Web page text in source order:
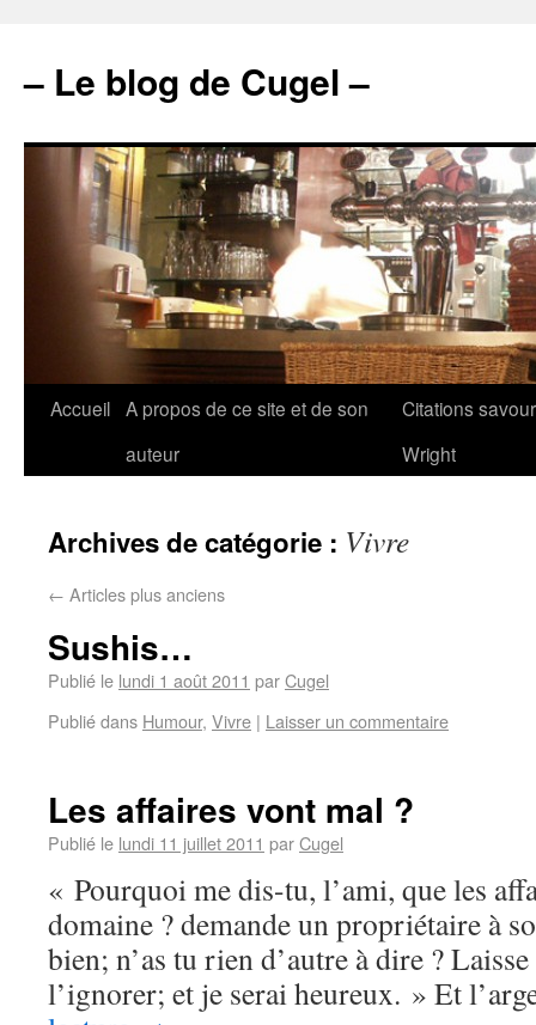
– Le blog de Cugel –
Accueil A propos de ce site et de son
auteur
Citations
Wright
Archives de catégorie : Vivre
← Articles plus anciens
Sushis…
Publié le lundi 1 août 2011 parCugel
Publié dans Humour, Vivre | Laisser un commentaire
Les affaires vont mal ?
Publié le lundi 11 juillet 2011 parCugel
« Pourquoi me dis-tu, l’ami, que les
domaine ? demande un propriétaire à
bien; n’as tu rien d’autre à dire ?
l’ignorer; et je serai heureux. » Et